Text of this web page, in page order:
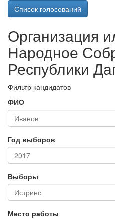
Список голосований
Организация
Народное
Республики
Фильтр кандидатов
ФИО
Год выборов
Выборы
Место работы